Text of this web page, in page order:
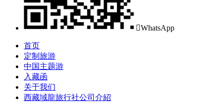
WhatsApp
首页
定制旅游
中国主题游
入藏函
关于我们
西藏域龍旅行社公司介紹